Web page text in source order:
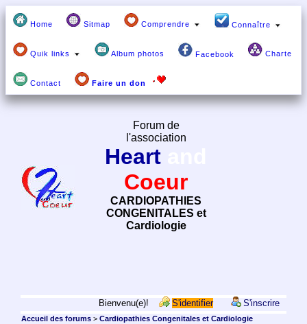
Home Sitmap Comprendre Connaître
Quik links Album photos Facebook Charte
Contact Faire un don
Forum de
l'association
Heart
Coeur
CARDIOPATHIES
CONGENITALES et
Cardiologie
Bienvenu(e)! S'identifier S'inscrire
Accueil des forums> Cardiopathies Congenitales et Cardiologie